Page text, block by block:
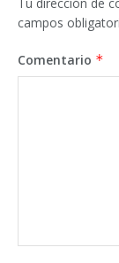
Tu dirección de
campos
Comentario *